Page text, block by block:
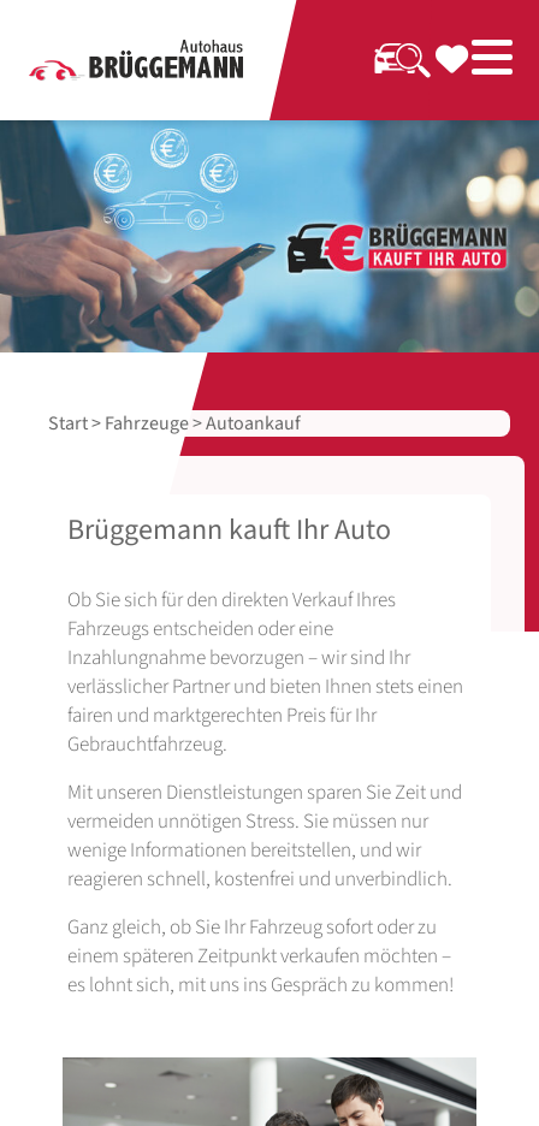
Start>Fahrzeuge> Autoankauf
Brüggemann kauft Ihr Auto
Ob Sie sich für den direkten Verkauf Ihres
Fahrzeugs entscheiden oder eine
Inzahlungnahme bevorzugen – wir sind Ihr
verlässlicher Partner und bieten Ihnen stets einen
fairen und marktgerechten Preis für Ihr
Gebrauchtfahrzeug.
Mit unseren Dienstleistungen sparen Sie Zeit und
vermeiden unnötigen Stress. Sie müssen nur
wenige Informationen bereitstellen, und wir
reagieren schnell, kostenfrei und unverbindlich.
Ganz gleich, ob Sie Ihr Fahrzeug sofort oder zu
einem späteren Zeitpunkt verkaufen möchten –
es lohnt sich, mit uns ins Gespräch zu kommen!